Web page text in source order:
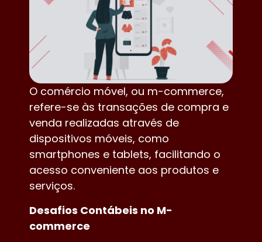
O comércio móvel, ou m-commerce,
refere-se às transações de compra e
venda realizadas através de
dispositivos móveis, como
smartphones e tablets, facilitando o
acesso conveniente aos produtos e
serviços.
Desafios Contábeis no M-
commerce